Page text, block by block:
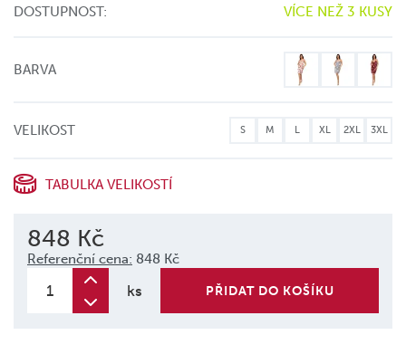
DOSTUPNOST: VÍCE NEŽ 3 KUSY
BARVA
VELIKOST S M L XL 2XL 3XL
TABULKA VELIKOSTÍ
848 Kč
Referenční cena: 848 Kč
ks PŘIDAT DO KOŠÍKU